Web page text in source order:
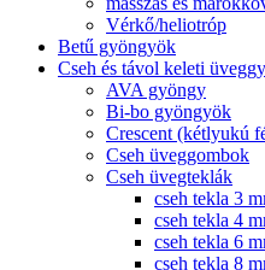
Vérkő/heliotróp
Betű gyöngyök
Cseh és távol keleti
AVA gyöngy
Bi-bo gyöngyök
Crescent (kétlyukú
Cseh üveggombok
Cseh üvegteklák
cseh tekla 3
cseh tekla 4
cseh tekla 6
cseh tekla 8